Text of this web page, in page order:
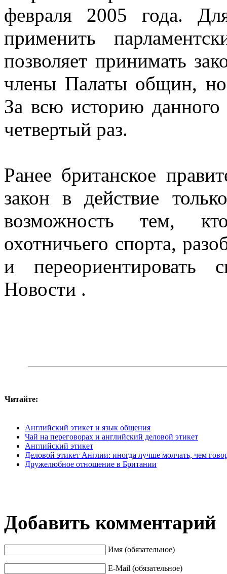
февраля 2005 года.
применить
позволяет принимать
члены Палаты общин, но
За всю историю
четвертый раз.
Ранее британское
закон в действие
возможность тем,
охотничьего спорта,
и
Новости .
Читайте:
Английский этикет и язык общения
Чай на переговорах и английский деловой этикет
Английский этикет
Деловой этикет Англии: иногда лучше молчать, чем
Дружелюбное отношение в Британии
Добавить комментарий
Имя (обязательное)
E-Mail (обязательное)